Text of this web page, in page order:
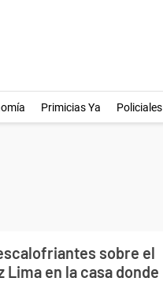
Primicias Ya Policiales
sobre el
Lima en la casa donde